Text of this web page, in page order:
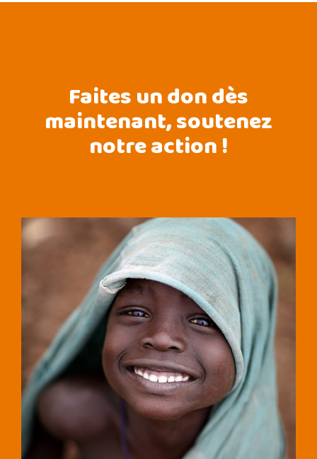
Faites un don dès
maintenant, soutenez
notre action !